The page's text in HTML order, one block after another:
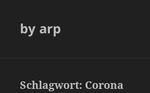
by arp
Schlagwort: Corona